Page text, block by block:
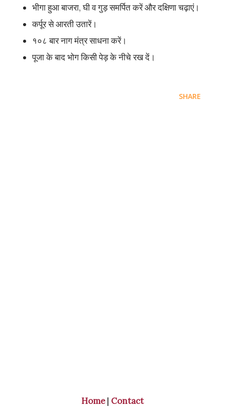
भीगा हुआ बाजरा, घी व गुड़ समर्पित करें और दक्षिणा चढ़ाएं।
कर्पूर से आरती उतारें।
१०८ बार नाग मंत्र साधना करें।
पूजा के बाद भोग किसी पेड़ के नीचे रख दें।
SHARE
Home| Contact